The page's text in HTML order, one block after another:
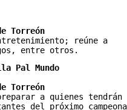
Torreón
reúne a
entre otros.
Pal Mundo
Torreón
a quienes tendrán
del próximo